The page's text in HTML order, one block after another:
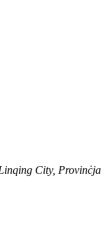
City, Provinċja